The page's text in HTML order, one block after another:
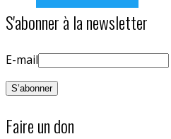
S'abonner à la newsletter
E-mail
Faire un don